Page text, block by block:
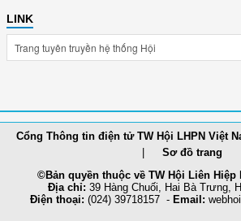
LINK
Cổng Thông tin điện tử TW Hội LHPN Việt
Sơ đồ trang
©Bản quyền thuộc về TW Hội Liên Hiệp
Địa chỉ: 39 Hàng Chuối, Hai Bà Trưng,
Điện thoại: (024) 39718157 - Email: